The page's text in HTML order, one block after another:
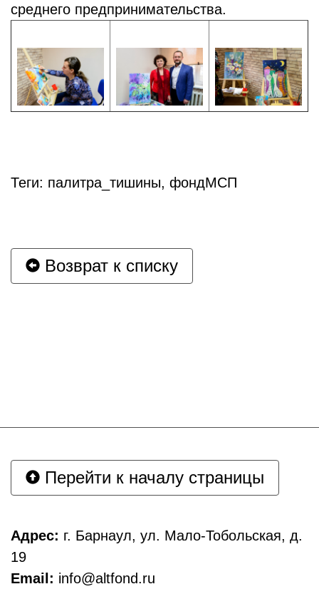
среднего предпринимательства.
Теги: палитра_тишины, фондМСП
Возврат к списку
Перейти к началу страницы
Адрес: г. Барнаул, ул. Мало-Тобольская, д.
19
Email: info@altfond.ru